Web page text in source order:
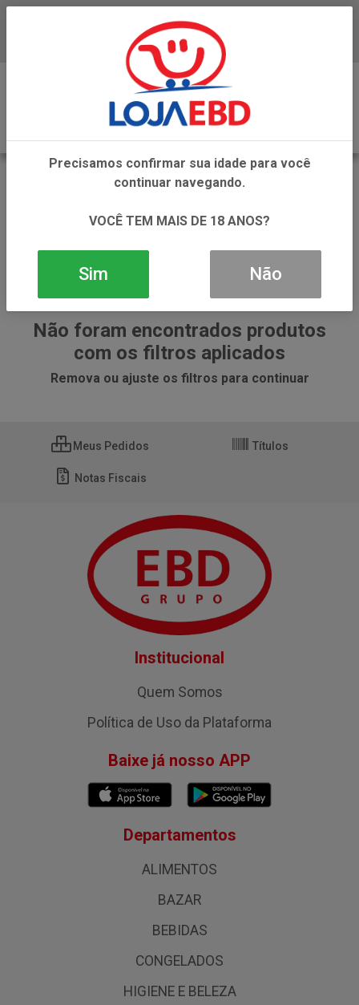
Não foram encontrados produtos
com os filtros aplicados
Remova ou ajuste os filtros para continuar
Meus Pedidos Títulos
Notas Fiscais
Institucional
Quem Somos
Política de Uso da Plataforma
Baixe já nosso APP
Departamentos
ALIMENTOS
BAZAR
BEBIDAS
CONGELADOS
HIGIENE E BELEZA
Precisamos confirmar sua idade para você
continuar navegando.
VOCÊ TEM MAIS DE 18 ANOS?
Sim Não